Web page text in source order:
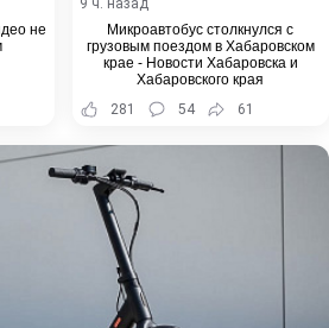
не
9 ч. назад
Микроавтобус столкнулся с
грузовым поездом в Хабаровском
крае - Новости Хабаровска и
Хабаровского края
281
54 61